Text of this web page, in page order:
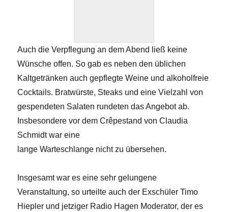
Auch die Verpflegung an dem Abend ließ keine
Wünsche offen. So gab es neben den üblichen
Kaltgetränken auch gepflegte Weine und alkoholfreie
Cocktails. Bratwürste, Steaks und eine Vielzahl von
gespendeten Salaten rundeten das Angebot ab.
Insbesondere vor dem Crêpestand von Claudia
Schmidt war eine
lange Warteschlange nicht zu übersehen.
Insgesamt war es eine sehr gelungene
Veranstaltung, so urteilte auch der Exschüler Timo
Hiepler und jetziger Radio Hagen Moderator, der es